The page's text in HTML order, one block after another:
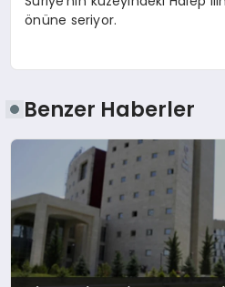
önüne seriyor.
Benzer Haberler